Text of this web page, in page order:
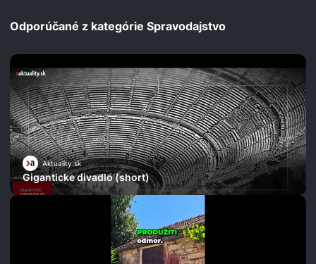
Odporúčané z kategórie Spravodajstvo
Aktuality.sk
Giganticke divadlo (short)